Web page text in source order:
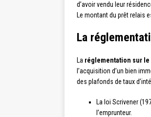
d’avoir vendu leur
Le montant du prêt relais
La
La réglementation sur
l’acquisition d’un bien
des plafonds de taux
La loi Scrivener
l’emprunteur.